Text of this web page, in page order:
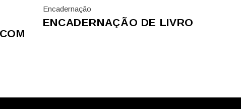
Encadernação
ENCADERNAÇÃO DE LIVRO